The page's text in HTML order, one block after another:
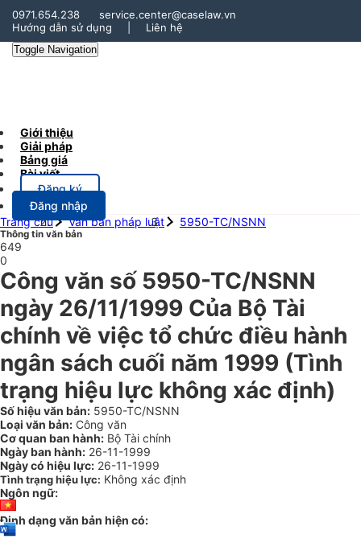
0971.654.238
service.center@caselaw.vn
Hướng dẫn sử dụng
Liên hệ
Toggle Navigation
Giới thiệu
Giải pháp
Bảng giá
Bài viết
Đăng ký
Đăng nhập
Trang chủ
Văn bản pháp luật 5950-TC/NSNN
Thông tin văn bản
649
0
Công văn số 5950-TC/NSNN
ngày 26/11/1999 Của Bộ Tài
chính về việc tổ chức điều hành
ngân sách cuối năm 1999 (Tình
trạng hiệu lực không xác định)
Số hiệu văn bản: 5950-TC/NSNN
Loại văn bản: Công văn
Cơ quan ban hành: Bộ Tài chính
Ngày ban hành: 26-11-1999
Ngày có hiệu lực: 26-11-1999
Tình trạng hiệu lực: Không xác định
Ngôn ngữ:
Định dạng văn bản hiện có: